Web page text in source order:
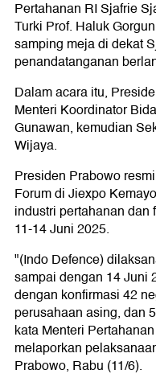
Pertahanan RI Sjafrie
Turki Prof. Haluk
samping meja di dekat
penandatanganan
Dalam acara itu,
Menteri Koordinator
Gunawan, kemudian
Wijaya.
Presiden Prabowo
Forum di Jiexpo
industri pertahanan
11-14 Juni 2025.
"(Indo Defence)
sampai dengan 14 Juni
dengan konfirmasi 42
perusahaan asing, dan
kata Menteri
melaporkan
Prabowo, Rabu (11/6).